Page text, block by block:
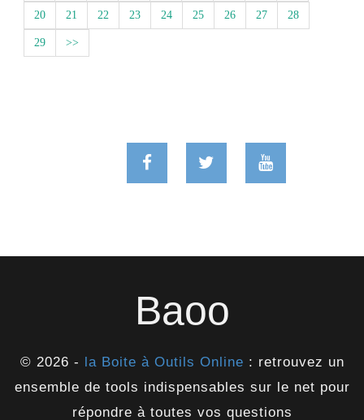
20 21 22 23 24 25 26 27 28
29 >>
Baoo
© 2026 - la Boite à Outils Online : retrouvez un
ensemble de tools indispensables sur le net pour
répondre à toutes vos questions